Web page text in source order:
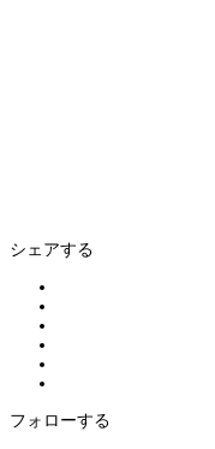
シェアする
フォローする